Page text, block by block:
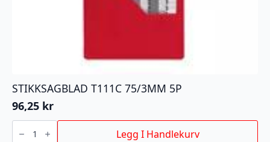
STIKKSAGBLAD T111C 75/3MM 5P
96,25 kr
STIKKSAGBLAD
T111C Legg I Handlekurv